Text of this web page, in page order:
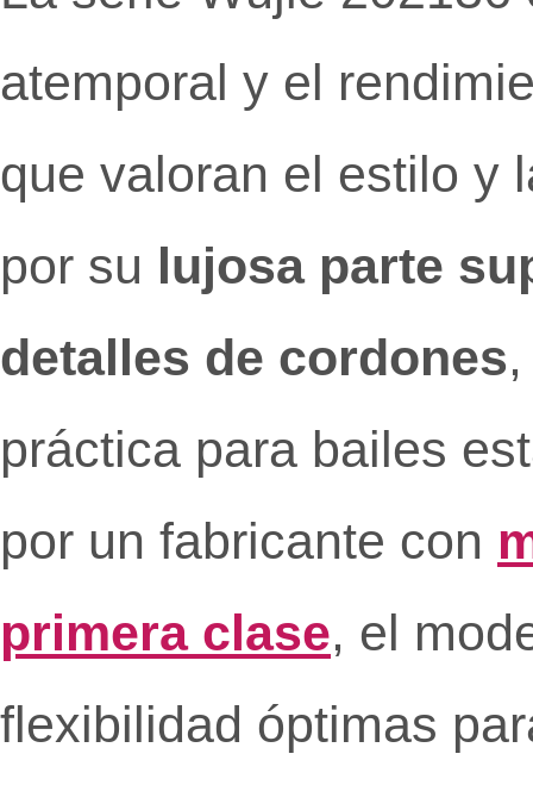
atemporal y el
que valoran el estilo y
por su lujosa parte
detalles de cordones
práctica para bailes
por un fabricante con
primera clase, el
flexibilidad óptimas